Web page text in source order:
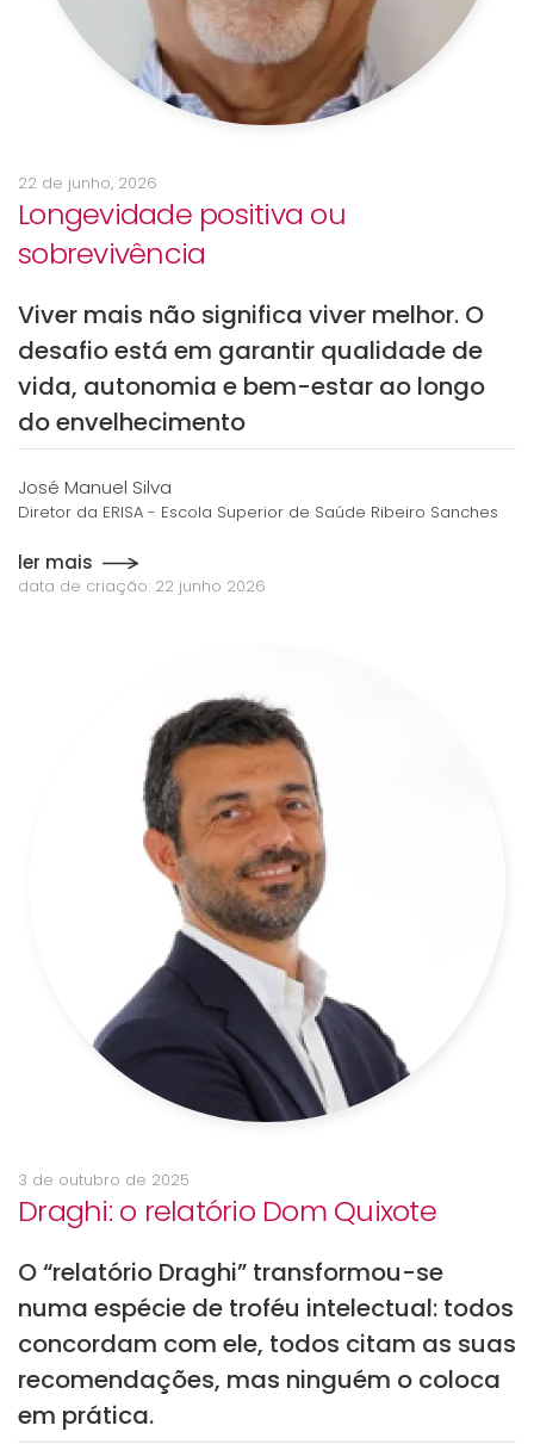
22 de junho, 2026
Longevidade positiva ou
sobrevivência
Viver mais não significa viver melhor. O
desafio está em garantir qualidade de
vida, autonomia e bem-estar ao longo
do envelhecimento
José Manuel Silva
Diretor da ERISA - Escola Superior de Saúde Ribeiro Sanches
ler mais
data de criação: 22 junho 2026
3 de outubro de 2025
Draghi: o relatório Dom Quixote
O “relatório Draghi” transformou-se
numa espécie de troféu intelectual: todos
concordam com ele, todos citam as suas
recomendações, mas ninguém o coloca
em prática.